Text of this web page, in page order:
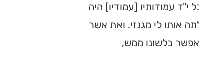
עמודותיו [עמודיו] היה
אותו לי מגנזי. ואת אשר
בלשונו ממש,